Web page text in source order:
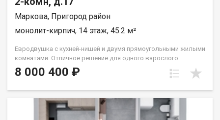
Маркова, Пригород район
монолит-кирпич, 14 этаж, 45.2 м²
Евродвушка с кухней-нишей и двумя прямоугольными жилыми
комнатами. Отличное решение для одного взрослого
человека или семьи из двух человек. Вид во двор (южные
окна). Группа строительных компаний «Восток Центр Иркутск»
8 000 400 ₽